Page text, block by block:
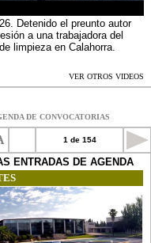
DE CONVOCATORIAS